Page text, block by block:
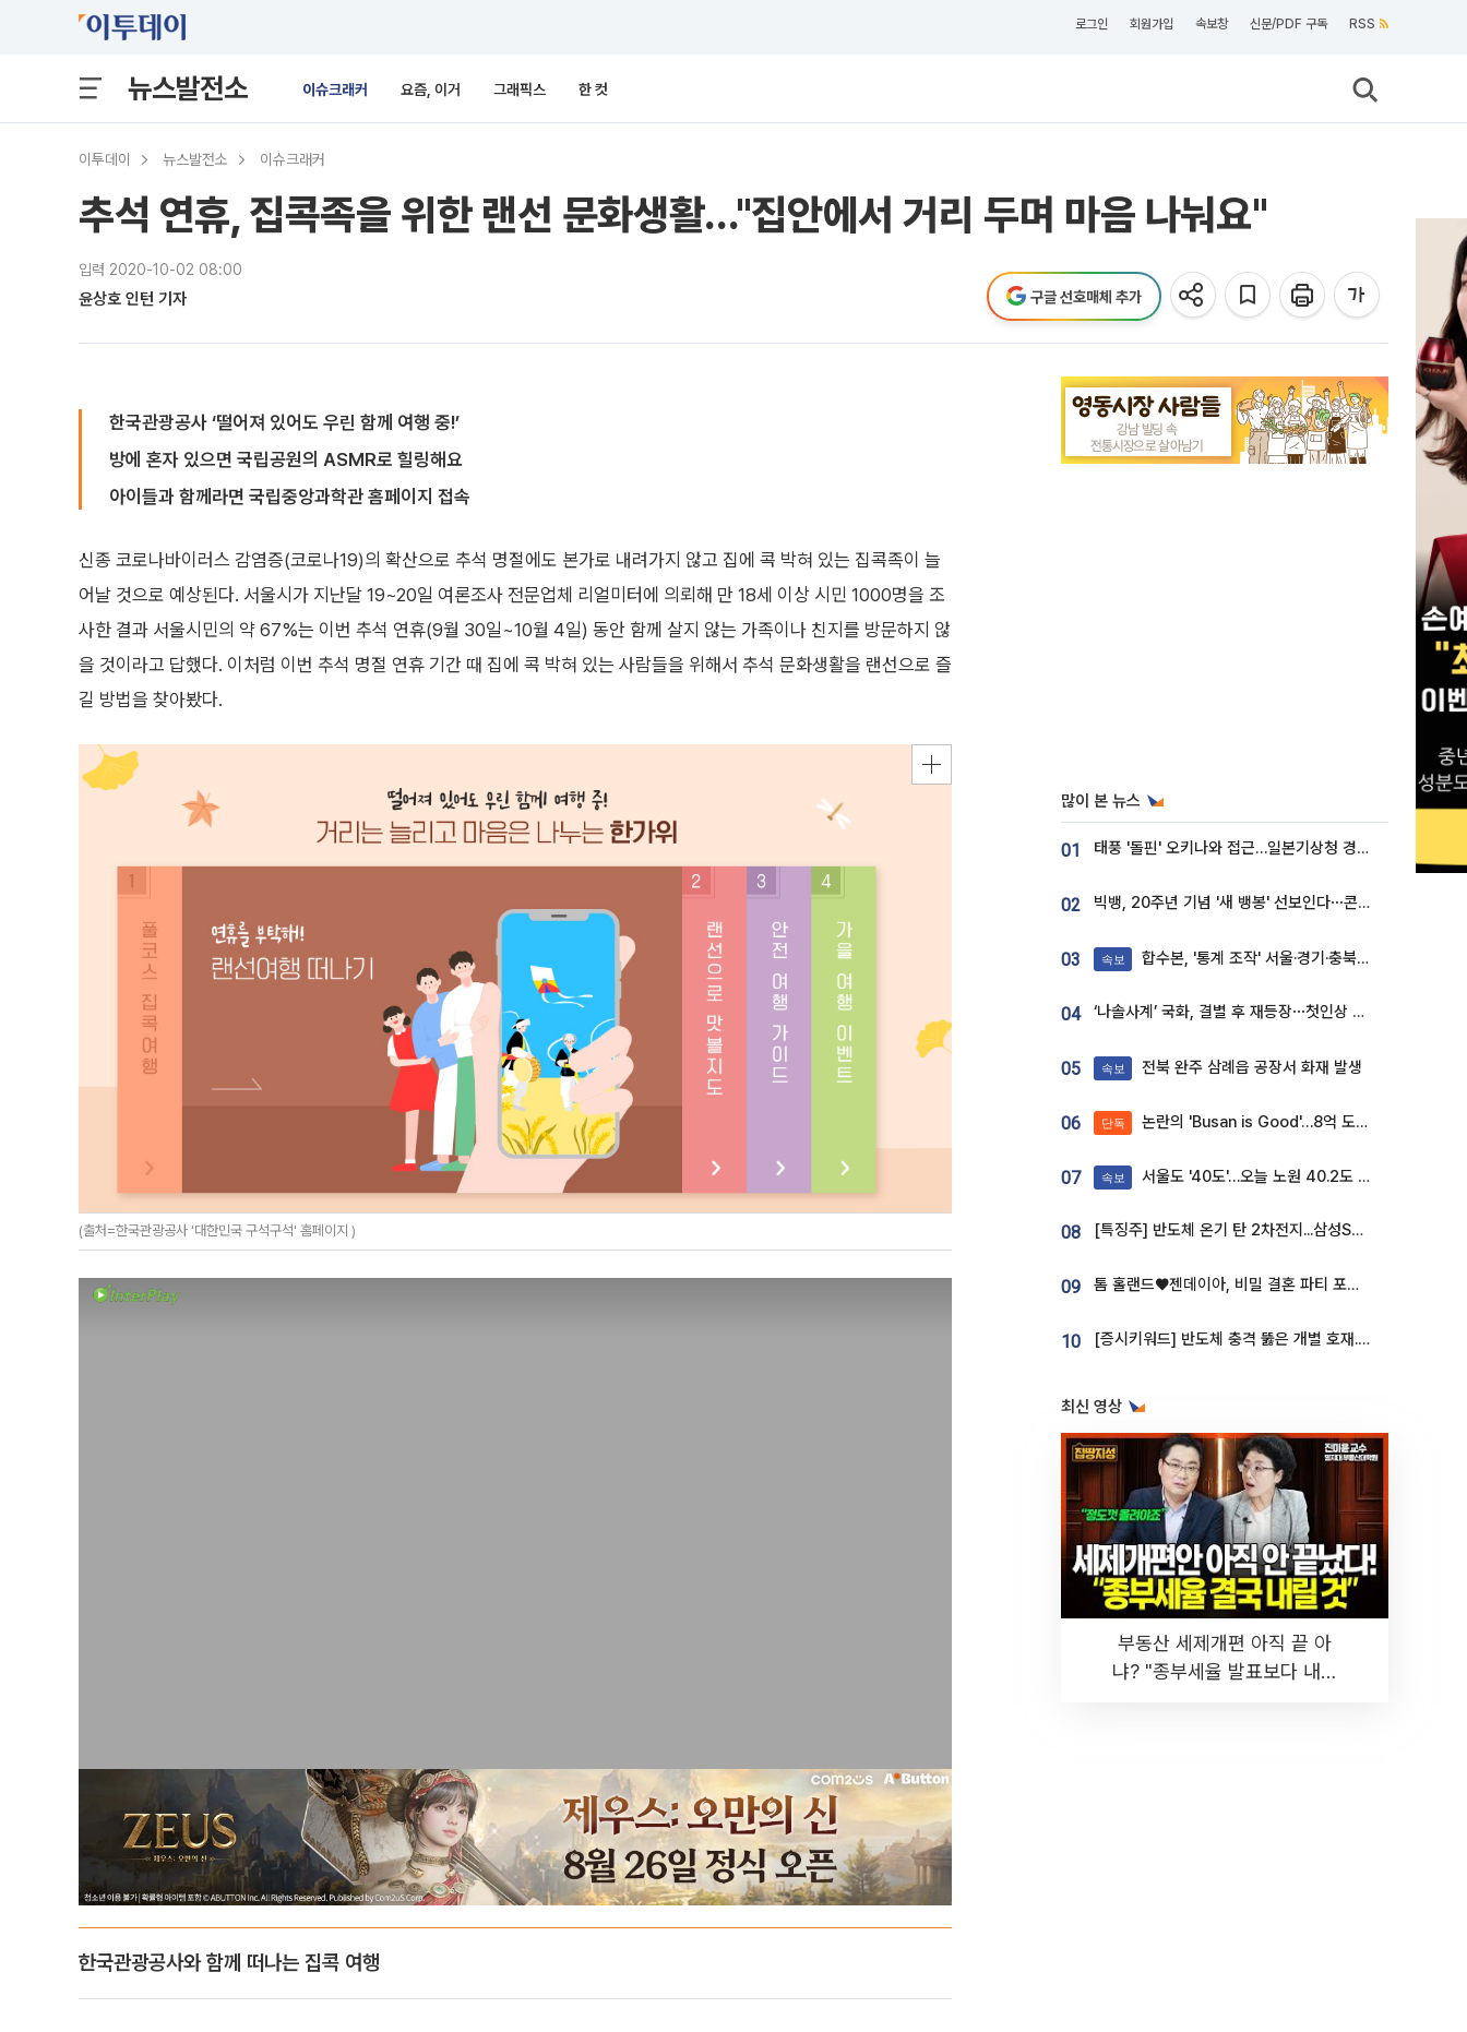
로그인 회원가입 속보창 신문/PDF 구독 RSS
뉴스발전소 이슈크래커 요즘, 이거 그래픽스 한 컷
이투데이 뉴스발전소 이슈크래커
추석 연휴, 집콕족을 위한 랜선 문화생활…"집안에서 거리 두며 마음 나눠요"
입력 2020-10-02 08:00
윤상호 인턴 기자 구글 선호매체 추가
한국관광공사 ‘떨어져 있어도 우린 함께 여행 중!’
방에 혼자 있으면 국립공원의 ASMR로 힐링해요
아이들과 함께라면 국립중앙과학관 홈페이지 접속
신종 코로나바이러스 감염증(코로나19)의 확산으로 추석 명절에도 본가로 내려가지 않고 집에 콕 박혀 있는 집콕족이 늘
어날 것으로 예상된다. 서울시가 지난달 19~20일 여론조사 전문업체 리얼미터에 의뢰해 만 18세 이상 시민 1000명을 조
사한 결과 서울시민의 약 67%는 이번 추석 연휴(9월 30일~10월 4일) 동안 함께 살지 않는 가족이나 친지를 방문하지 않
을 것이라고 답했다. 이처럼 이번 추석 명절 연휴 기간 때 집에 콕 박혀 있는 사람들을 위해서 추석 문화생활을 랜선으로 즐
길 방법을 찾아봤다.
(출처=한국관광공사 '대한민국 구석구석' 홈페이지 )
한국관광공사와 함께 떠나는 집콕 여행
많이 본 뉴스
01 태풍 '돌핀' 오키나와 접근…일본기상청 경로 업데이트
02 빅뱅, 20주년 기념 '새 뱅봉' 선보인다⋯콘서트 앞두고 팝업 개최
03 속보 합수본, '통계 조작' 서울·경기·충북 선관위 등 추가 압수수색
04 ‘나솔사계’ 국화, 결별 후 재등장⋯첫인상 투표 휩쓸고 ‘인기녀’ 등극
05 속보 전북 완주 삼례읍 공장서 화재 발생
06 단독 논란의 'Busan is Good'…8억 도시브랜드, 용산 대통령실 CI 업체가 수행
07 속보 서울도 '40도'…오늘 노원 40.2도 기록
08 [특징주] 반도체 온기 탄 2차전지...삼성SDI, 장 초반 7% 넘게 껑충
09 톰 홀랜드♥젠데이아, 비밀 결혼 파티 포착⋯호텔 대관비만 9억
10 [증시키워드] 반도체 충격 뚫은 개별 호재...포스코퓨처엠·에코프로·한화솔루션 '눈길'
최신 영상
부동산 세제개편 아직 끝 아
냐? "종부세율 발표보다 내릴